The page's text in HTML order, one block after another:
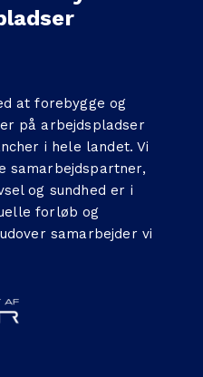
at forebygge og
på arbejdspladser
i hele landet. Vi
samarbejdspartner,
og sundhed er i
forløb og
samarbejder vi